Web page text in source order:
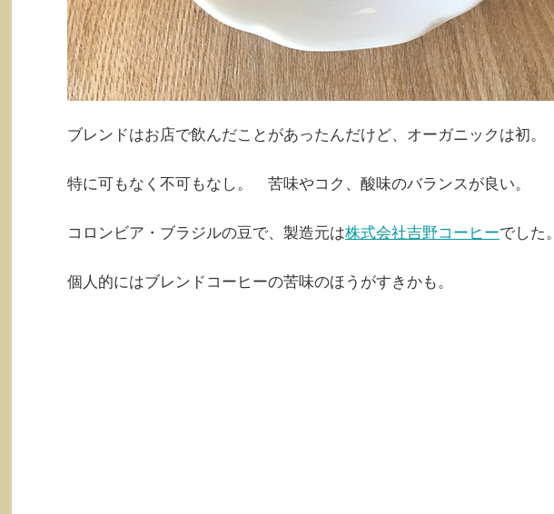
ブレンドはお店で飲んだことがあったんだけど、オーガニックは初。
特に可もなく不可もなし。 苦味やコク、酸味のバランスが良い。
コロンビア・ブラジルの豆で、製造元は株式会社吉野コーヒーでした。
個人的にはブレンドコーヒーの苦味のほうがすきかも。